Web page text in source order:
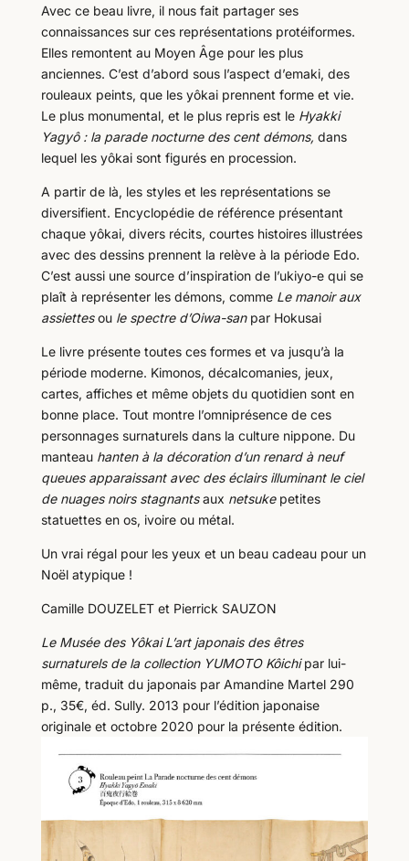
Avec ce beau livre, il nous fait partager ses
connaissances sur ces représentations protéiformes.
Elles remontent au Moyen Âge pour les plus
anciennes. C’est d’abord sous l’aspect d’emaki, des
rouleaux peints, que les yôkai prennent forme et vie.
Le plus monumental, et le plus repris est le Hyakki
Yagyô : la parade nocturne des cent démons, dans
lequel les yôkai sont figurés en procession.
A partir de là, les styles et les représentations se
diversifient. Encyclopédie de référence présentant
chaque yôkai, divers récits, courtes histoires illustrées
avec des dessins prennent la relève à la période Edo.
C’est aussi une source d’inspiration de l’ukiyo-e qui se
plaît à représenter les démons, commeLe manoir aux
assiettesou le spectre d’Oiwa-san par Hokusai
Le livre présente toutes ces formes et va jusqu’à la
période moderne. Kimonos, décalcomanies, jeux,
cartes, affiches et même objets du quotidien sont en
bonne place. Tout montre l’omniprésence de ces
personnages surnaturels dans la culture nippone. Du
manteau hanten à la décoration d’un renard à neuf
queues apparaissant avec des éclairs illuminant le ciel
de nuages noirs stagnantsaux netsuke petites
statuettes en os, ivoire ou métal.
Un vrai régal pour les yeux et un beau cadeau pour un
Noël atypique !
Camille DOUZELET et Pierrick SAUZON
Le Musée des Yôkai L’art japonais des êtres
surnaturels de la collection YUMOTO Kôichipar lui-
même, traduit du japonais par Amandine Martel 290
p., 35€, éd. Sully. 2013 pour l’édition japonaise
originale et octobre 2020 pour la présente édition.